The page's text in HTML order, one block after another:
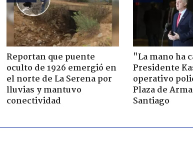
Reportan que puente
oculto de 1926 emergió en
el norte de La Serena por
lluvias y mantuvo
conectividad
"La mano ha
Presidente
operativo
Plaza de
Santiago